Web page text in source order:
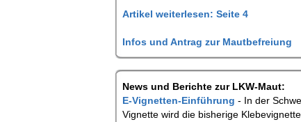
Artikel weiterlesen: Seite 4
Infos und Antrag zur Mautbefreiung
News und Berichte zur LKW-Maut:
E-Vignetten-Einführung - In der
Vignette wird die bisherige